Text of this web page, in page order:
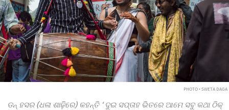
PHOTO • SWETA DAGA
ଡନ୍ ହସର (ଧଳା ଶାଢ଼ିରେ) କହନ୍ତି ‘ଦୁଇ ସପ୍ତାହ ଭିତରେ ଆମେ ସବୁ କଥା ଠିକ୍